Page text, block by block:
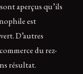
aperçus qu’ils
est
D’autres
du rez-
résultat.